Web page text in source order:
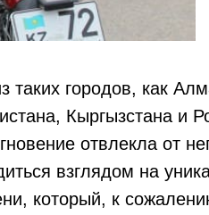
таких городов, как
Кыргызстана и
отвлекла от
взглядом на
который, к